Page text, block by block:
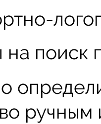
на поиск